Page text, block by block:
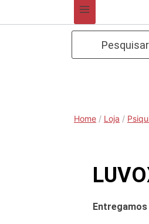
Home / Loja /